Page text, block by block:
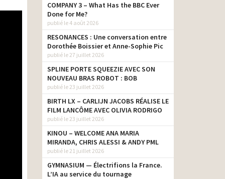
COMPANY 3 – What Has the BBC Ever
Done for Me?
publié le 4 août 2026
RESONANCES : Une conversation entre
Dorothée Boissier et Anne-Sophie Pic
publié le 27 juillet 2026
SPLINE PORTE SQUEEZIE AVEC SON
NOUVEAU BRAS ROBOT : BOB
publié le 23 juillet 2026
BIRTH LX – CARLIJN JACOBS RÉALISE LE
FILM LANCÔME AVEC OLIVIA RODRIGO
publié le 23 juillet 2026
KINOU – WELCOME ANA MARIA
MIRANDA, CHRIS ALESSI & ANDY PML
publié le 21 juillet 2026
GYMNASIUM — Électrifions la France.
L’IA au service du tournage